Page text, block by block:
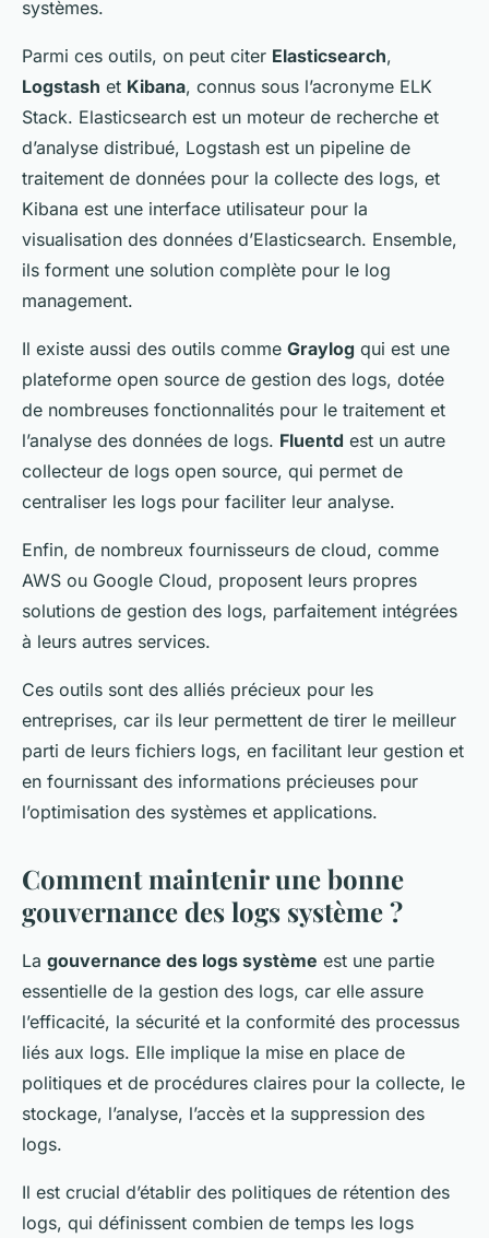
systèmes.
Parmi ces outils, on peut citer Elasticsearch,
Logstash et Kibana, connus sous l’acronyme ELK
Stack. Elasticsearch est un moteur de recherche et
d’analyse distribué, Logstash est un pipeline de
traitement de données pour la collecte des logs, et
Kibana est une interface utilisateur pour la
visualisation des données d’Elasticsearch. Ensemble,
ils forment une solution complète pour le log
management.
Il existe aussi des outils comme Graylog qui est une
plateforme open source de gestion des logs, dotée
de nombreuses fonctionnalités pour le traitement et
l’analyse des données de logs. Fluentd est un autre
collecteur de logs open source, qui permet de
centraliser les logs pour faciliter leur analyse.
Enfin, de nombreux fournisseurs de cloud, comme
AWS ou Google Cloud, proposent leurs propres
solutions de gestion des logs, parfaitement intégrées
à leurs autres services.
Ces outils sont des alliés précieux pour les
entreprises, car ils leur permettent de tirer le meilleur
parti de leurs fichiers logs, en facilitant leur gestion et
en fournissant des informations précieuses pour
l’optimisation des systèmes et applications.
Comment maintenir une bonne
gouvernance des logs système ?
La gouvernance des logs système est une partie
essentielle de la gestion des logs, car elle assure
l’efficacité, la sécurité et la conformité des processus
liés aux logs. Elle implique la mise en place de
politiques et de procédures claires pour la collecte, le
stockage, l’analyse, l’accès et la suppression des
logs.
Il est crucial d’établir des politiques de rétention des
logs, qui définissent combien de temps les logs